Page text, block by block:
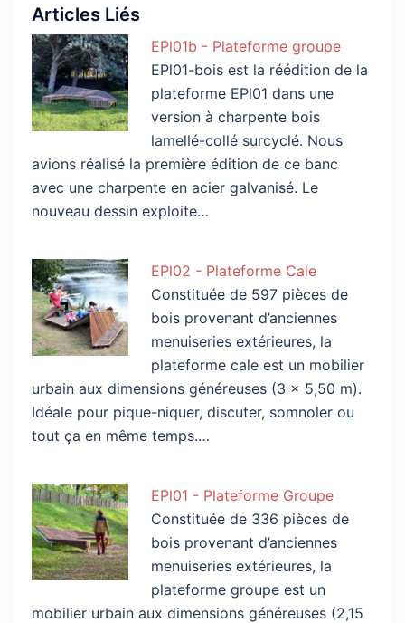
Articles Liés
EPl01b - Plateforme groupe
EPl01-bois est la réédition de la
plateforme EPl01 dans une
version à charpente bois
lamellé-collé surcyclé. Nous
avions réalisé la première édition de ce banc
avec une charpente en acier galvanisé. Le
nouveau dessin exploite…
EPl02 - Plateforme Cale
Constituée de 597 pièces de
bois provenant d’anciennes
menuiseries extérieures, la
plateforme cale est un mobilier
urbain aux dimensions généreuses (3 x 5,50 m).
Idéale pour pique-niquer, discuter, somnoler ou
tout ça en même temps.…
EPl01 - Plateforme Groupe
Constituée de 336 pièces de
bois provenant d’anciennes
menuiseries extérieures, la
plateforme groupe est un
mobilier urbain aux dimensions généreuses (2,15